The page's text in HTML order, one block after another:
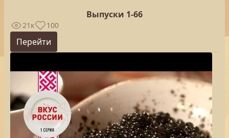
Выпуски 1-66
21к 100
Перейти